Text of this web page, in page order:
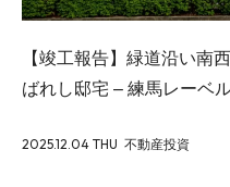
【竣工報告】緑道沿い南
ばれし邸宅 – 練馬レーベ
2025.12.04 THU 不動産投資